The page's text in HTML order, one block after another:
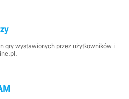
gry wystawionych przez użytkowników i